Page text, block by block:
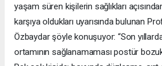
yaşam süren kişilerin sağlıkları
karşıya oldukları uyarısında bulunan
Özbaydar şöyle konuşuyor: “Son
ortamının sağlanamaması postür